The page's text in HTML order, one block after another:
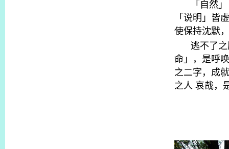
「自然
「说明」皆
使保持沈默
逃不了
命」，是呼
之二字，成
之人 哀哉，